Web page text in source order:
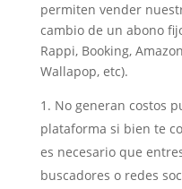
permiten vender
cambio de un abono
Rappi, Booking,
Wallapop, etc).
No generan costos
plataforma si bien te
es necesario que
buscadores o redes